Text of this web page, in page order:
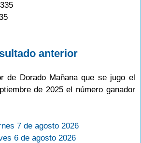
anterior
de Dorado Mañana que se jugo el
de 2025 el número ganador
7 de agosto 2026
6 de agosto 2026